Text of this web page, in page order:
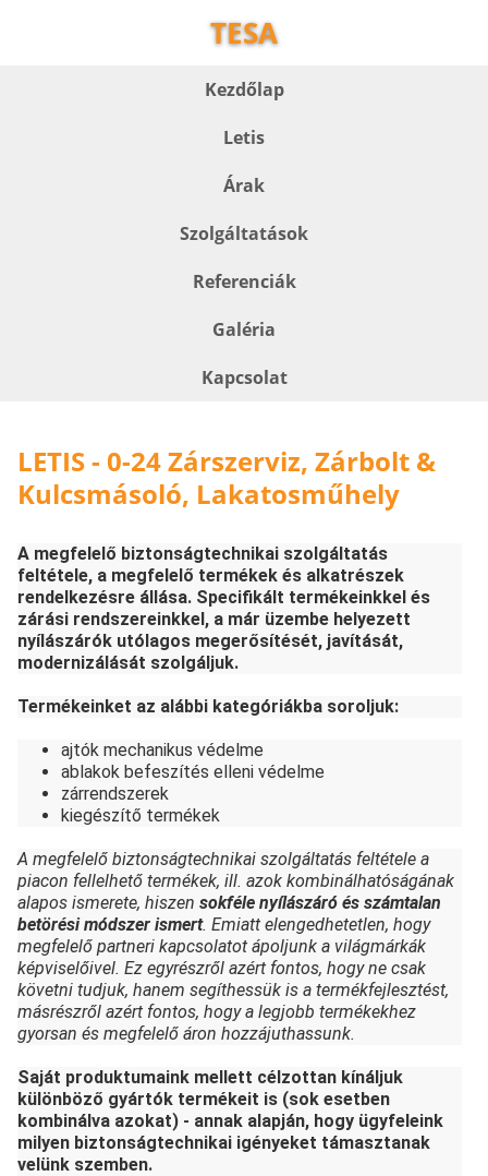
TESA
Kezdőlap
Letis
Árak
Szolgáltatások
Referenciák
Galéria
Kapcsolat
LETIS - 0-24 Zárszerviz, Zárbolt &
Kulcsmásoló, Lakatosműhely
A megfelelő biztonságtechnikai szolgáltatás
feltétele, a megfelelő termékek és alkatrészek
rendelkezésre állása. Specifikált termékeinkkel és
zárási rendszereinkkel, a már üzembe helyezett
nyílászárók utólagos megerősítését, javítását,
modernizálását szolgáljuk.
Termékeinket az alábbi kategóriákba soroljuk:
ajtók mechanikus védelme
ablakok befeszítés elleni védelme
zárrendszerek
kiegészítő termékek
A megfelelő biztonságtechnikai szolgáltatás feltétele a
piacon fellelhető termékek, ill. azok kombinálhatóságának
alapos ismerete, hiszen sokféle nyílászáró és számtalan
betörési módszer ismert. Emiatt elengedhetetlen, hogy
megfelelő partneri kapcsolatot ápoljunk a világmárkák
képviselőivel. Ez egyrészről azért fontos, hogy ne csak
követni tudjuk, hanem segíthessük is a termékfejlesztést,
másrészről azért fontos, hogy a legjobb termékekhez
gyorsan és megfelelő áron hozzájuthassunk.
Saját produktumaink mellett célzottan kínáljuk
különböző gyártók termékeit is (sok esetben
kombinálva azokat) - annak alapján, hogy ügyfeleink
milyen biztonságtechnikai igényeket támasztanak
velünk szemben.